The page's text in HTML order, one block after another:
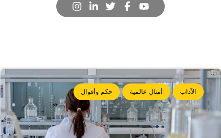
الآداب أمثال عالمية حكم وأقوال